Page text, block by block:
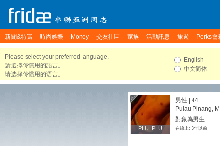
新聞&特寫 時尚娛樂 Money 交友社區 家族 活動訊息 旅遊 Perks會
Please select your preferred language.
請選擇你慣用的語言。
请选择你惯用的语言。
English
中文简体
PLU_PLU
PLU_PLU
男性 | 44
Pulau Pinang,
對象為男生
在線上: 3年以前